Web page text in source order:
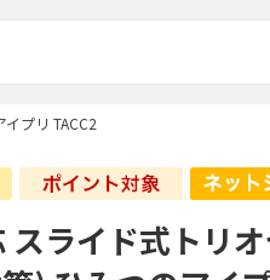
プリ TACC2
スライド式トリ